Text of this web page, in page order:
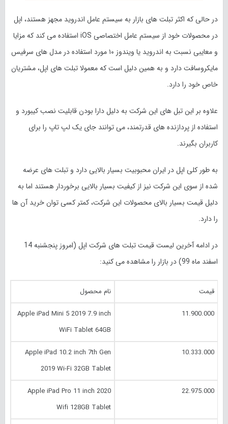
در حالی که اکثر تبلت های بازار به سیستم عامل اندروید مجهز هستند، اپل
در محصولات خود از سیستم عامل اختصاصی iOS استفاده می کند که مزایا
و معایبی نسبت به اندروید یا ویندوز ۱۰ مورد استفاده در مدل های سرفیس
مایکروسافت دارد و به همین دلیل است که معمولا تبلت های اپل، مشتریان
خاص خود را دارد.
علاوه بر این تبل ‎‌های این شرکت به دلیل دارا بودن قابلیت نصب کیبورد و
استفاده از پردازنده های قدرتمند، می توانند جای یک لپ تاپ را برای
کاربران بگیرند.
به طور کلی اپل در ایران محبوبیت بسیار بالایی دارد و تبلت های عرضه
شده از سوی این شرکت نیز از کیفیت بسیار بالایی برخوردار هستند اما به
دلیل قیمت بسیار بالای محصولات این شرکت، کمتر کسی توان خرید آن ها
را دارد.
در ادامه آخرین لیست قیمت تبلت های شرکت اپل (امروز پنجشنبه 14
اسفند ماه 99) در بازار را مشاهده می کنید:
قیمت نام محصول
11.900.000
Apple iPad Mini 5 2019 7.9 inch
WiFi Tablet 64GB
10.333.000
Apple iPad 10.2 inch 7th Gen
2019 Wi-Fi 32GB Tablet
22.975.000
Apple iPad Pro 11 inch 2020
Wifi 128GB Tablet